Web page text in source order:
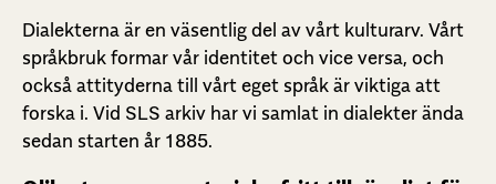
Dialekterna är en väsentlig del av vårt kulturarv. Vårt
språkbruk formar vår identitet och vice versa, och
också attityderna till vårt eget språk är viktiga att
forska i. Vid SLS arkiv har vi samlat in dialekter ända
sedan starten år 1885.